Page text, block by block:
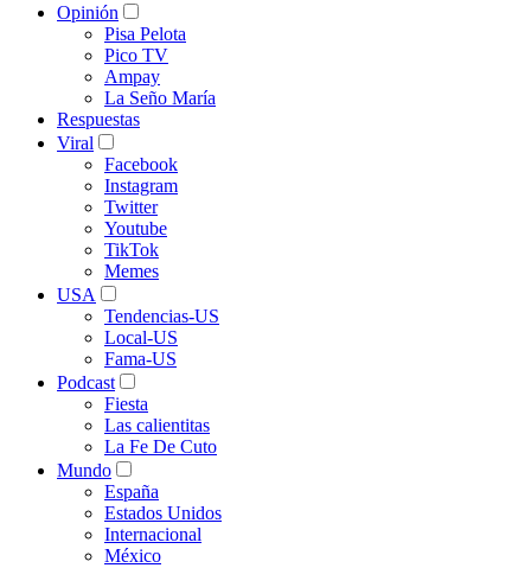
Opinión
Pisa Pelota
Pico TV
Ampay
La Seño María
Respuestas
Viral
Facebook
Instagram
Twitter
Youtube
TikTok
Memes
USA
Tendencias-US
Local-US
Fama-US
Podcast
Fiesta
Las calientitas
La Fe De Cuto
Mundo
España
Estados Unidos
Internacional
México